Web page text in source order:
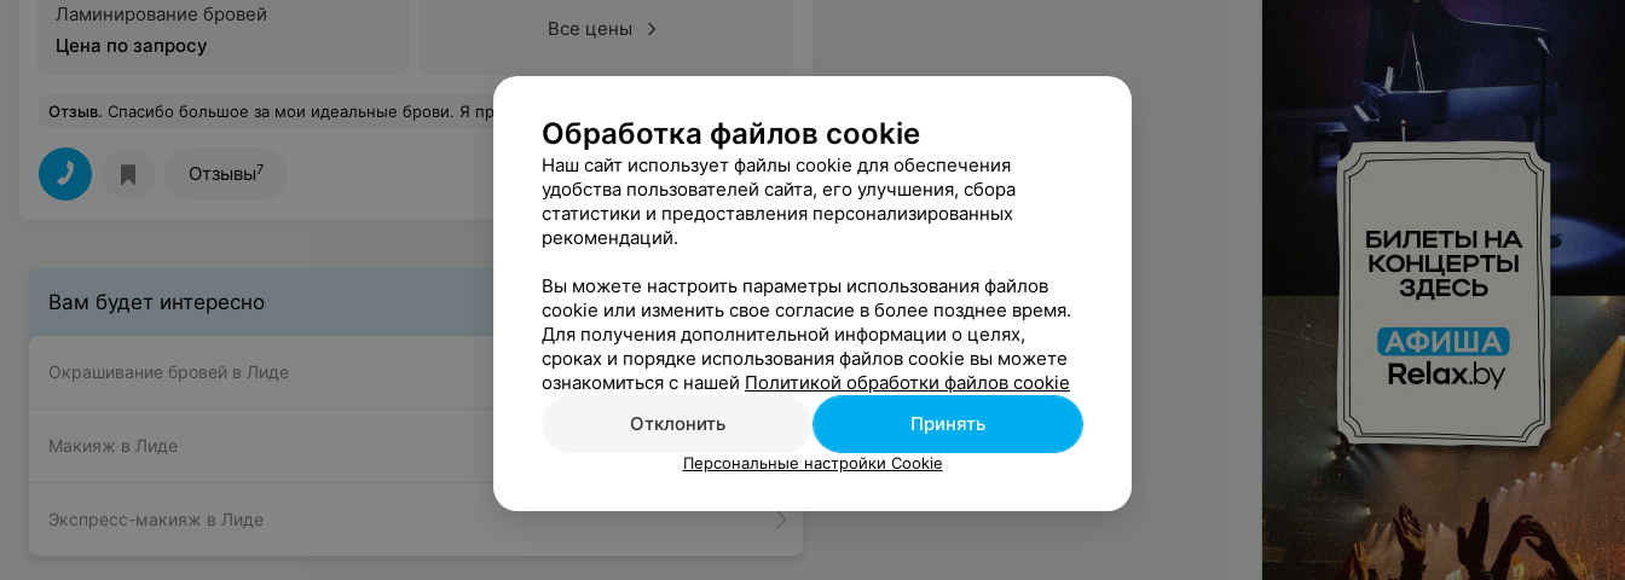
Ламинирование бровей
Цена по запросу
Все цены
Отзыв. Спасибо большое за мои идеальные брови. Я просто вышла самой счастливой от Вас. Очень приятная атмосфера, персонал. Отдельное спасибо девушке, которая из моих ужасных бровей сделала чудо,а также за полезные советы. Теперь только к Вам!
Отзывы7
Вам будет интересно
Окрашивание бровей в Лиде
Макияж в Лиде
Экспресс-макияж в Лиде
Обработка файлов cookie
Наш сайт использует файлы cookie для обеспечения
удобства пользователей сайта, его улучшения, сбора
статистики и предоставления персонализированных
рекомендаций.
Вы можете настроить параметры использования файлов
cookie или изменить свое согласие в более позднее время.
Для получения дополнительной информации о целях,
сроках и порядке использования файлов cookie вы можете
ознакомиться с нашей Политикой обработки файлов cookie
Отклонить
Принять
Персональные настройки Cookie